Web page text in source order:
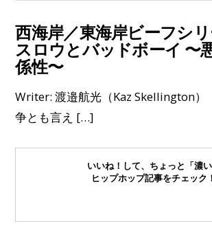
西海岸／東海岸ビーフシ
スロウとバッドボーイ 〜
係性〜
Writer: 渡邉航光（Kaz Skellington
争とも言え […]
いいね！して、ちょっと「濃い
ヒップホップ記事をチェック！